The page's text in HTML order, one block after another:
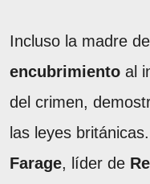
Incluso la madre de
encubrimiento al
del crimen,
las leyes
Farage, líder de